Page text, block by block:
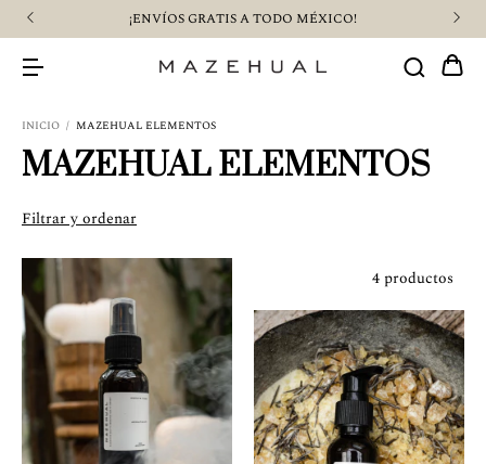
¡ENVÍOS GRATIS A TODO MÉXICO!
INICIO / MAZEHUAL ELEMENTOS
MAZEHUAL ELEMENTOS
Filtrar y ordenar
4 productos